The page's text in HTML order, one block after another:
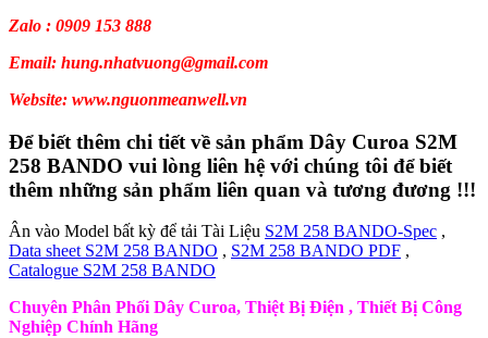
Zalo : 0909 153 888
Email: hung.nhatvuong@gmail.com
Website: www.nguonmeanwell.vn
Để biết thêm chi tiết về sản phẩm Dây Curoa S2M
258 BANDO vui lòng liên hệ với chúng tôi để biết
thêm những sản phẩm liên quan và tương đương !!!
Ân vào Model bất kỳ để tải Tài Liệu S2M 258 BANDO-Spec ,
Data sheet S2M 258 BANDO , S2M 258 BANDO PDF ,
Catalogue S2M 258 BANDO
Chuyên Phân Phối Dây Curoa, Thiệt Bị Điện , Thiết Bị Công
Nghiệp Chính Hãng